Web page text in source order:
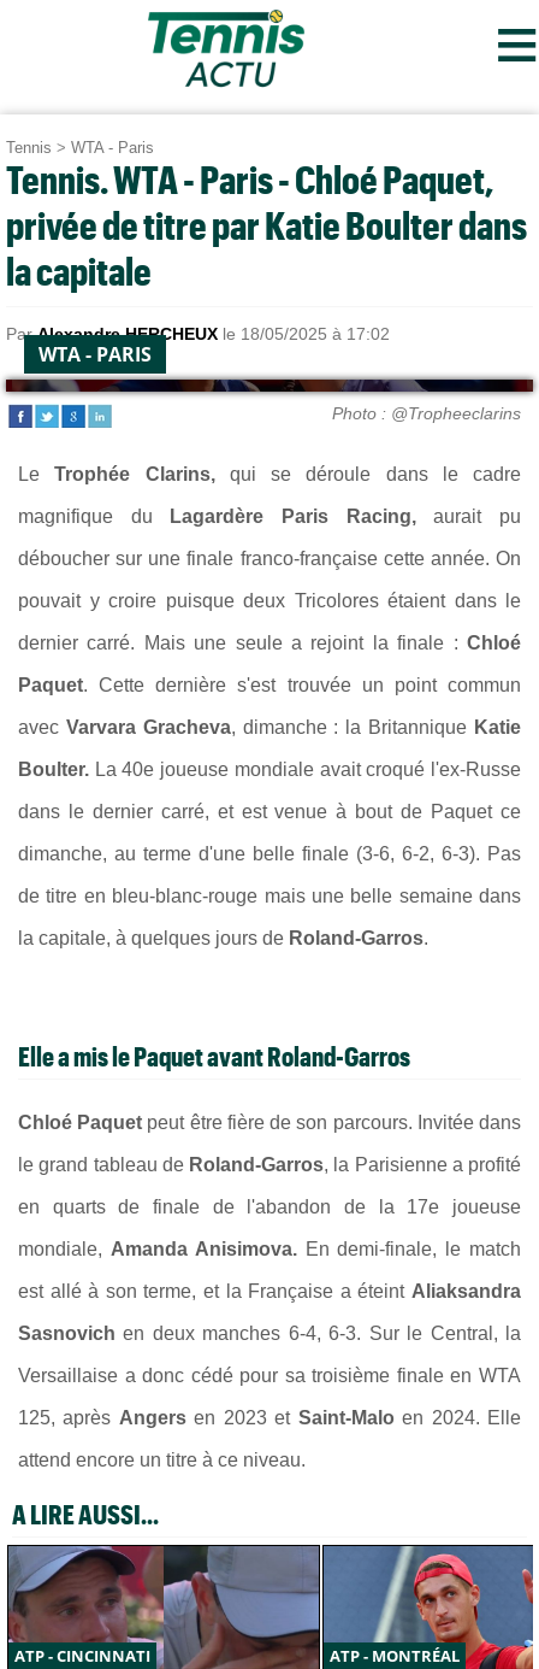
≡
Tennis > WTA - Paris
Tennis. WTA - Paris - Chloé Paquet,
privée de titre par Katie Boulter dans
la capitale
ParAlexandre HERCHEUX le 18/05/2025 à 17:02
WTA - PARIS
Photo : @Tropheeclarins
LeTrophée Clarins,qui se déroule dans le cadre
magnifique du Lagardère Paris Racing, aurait pu
déboucher sur une finale franco-française cette année. On
pouvait y croire puisque deux Tricolores étaient dans le
dernier carré. Mais une seule a rejoint la finale : Chloé
Paquet. Cette dernière s'est trouvée un point commun
avec Varvara Gracheva, dimanche : la Britannique Katie
Boulter. La 40e joueuse mondiale avait croqué l'ex-Russe
dans le dernier carré, et est venue à bout de Paquet ce
dimanche, au terme d'une belle finale (3-6, 6-2, 6-3). Pas
de titre en bleu-blanc-rouge mais une belle semaine dans
la capitale, à quelques jours de Roland-Garros.
Elle a mis le Paquet avant Roland-Garros
Chloé Paquet peut être fière de son parcours. Invitée dans
le grand tableau de Roland-Garros, la Parisienne a profité
en quarts de finale de l'abandon de la 17e joueuse
mondiale, Amanda Anisimova.En demi-finale, le match
est allé à son terme, et la Française a éteint Aliaksandra
Sasnovich en deux manches 6-4, 6-3. Sur le Central, la
Versaillaise a donc cédé pour sa troisième finale en WTA
125, après Angersen 2023 et Saint-Malo en 2024. Elle
attend encore un titre à ce niveau.
A LIRE AUSSI...
ATP - CINCINNATI ATP - MONTRÉAL